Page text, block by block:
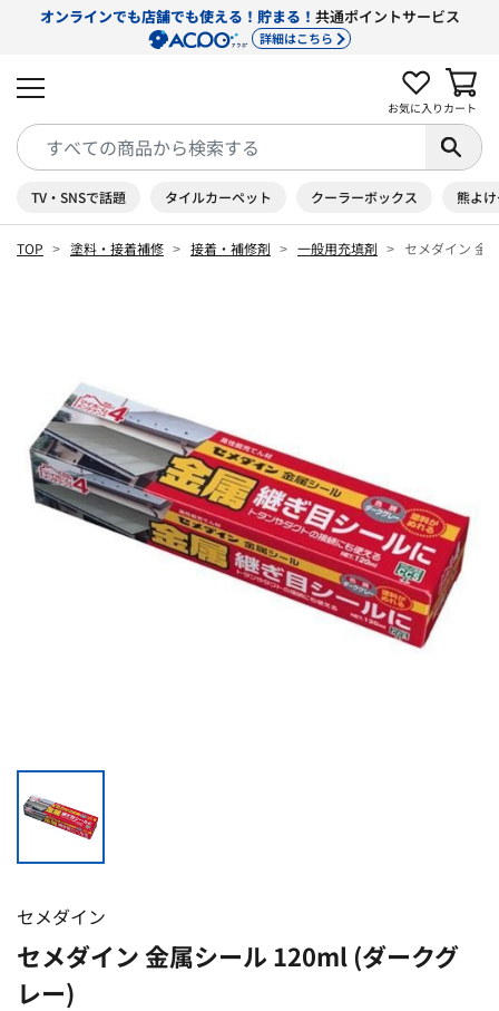
オンラインでも店舗でも使える！貯まる！ 共通ポイントサービス
詳細はこちら
お気に入り カート
TV・SNSで話題 タイルカーペット クーラーボックス 熊よ
TOP 塗料・接着補修 接着・補修剤 一般用充填剤 セメダイン 金
セメダイン
セメダイン 金属シール 120ml (ダークグ
レー)